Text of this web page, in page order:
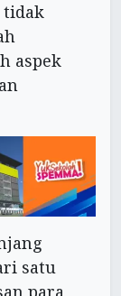
tidak
aspek
satu